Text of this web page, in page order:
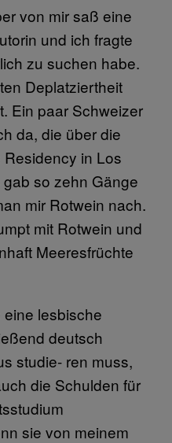
von mir saß eine
und ich fragte
zu suchen habe.
Deplatziertheit
Ein paar Schweizer
da, die über die
Residency in Los
so zehn Gänge
mir Rotwein nach.
mit Rotwein und
Meeresfrüchte
lesbische
deutsch
studie- ren muss,
die Schulden für
sie von meinem